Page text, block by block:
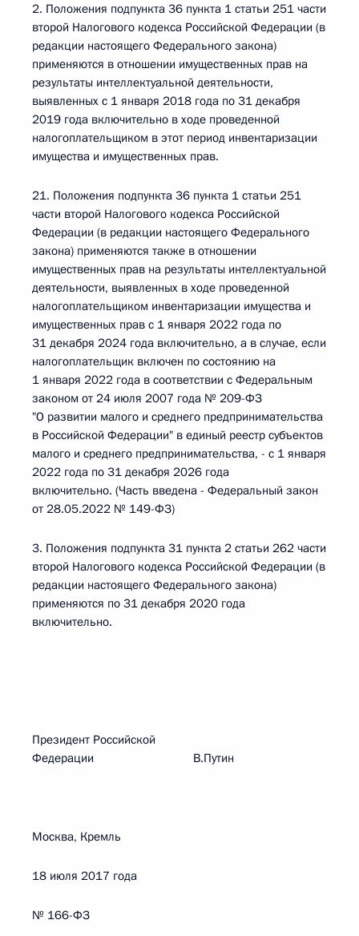
2. Положения подпункта 36 пункта 1 статьи 251 части
второй Налогового кодекса Российской Федерации (в
редакции настоящего Федерального закона)
применяются в отношении имущественных прав на
результаты интеллектуальной деятельности,
выявленных с 1 января 2018 года по 31 декабря
2019 года включительно в ходе проведенной
налогоплательщиком в этот период инвентаризации
имущества и имущественных прав.
21. Положения подпункта 36 пункта 1 статьи 251
части второй Налогового кодекса Российской
Федерации (в редакции настоящего Федерального
закона) применяются также в отношении
имущественных прав на результаты интеллектуальной
деятельности, выявленных в ходе проведенной
налогоплательщиком инвентаризации имущества и
имущественных прав с 1 января 2022 года по
31 декабря 2024 года включительно, а в случае, если
налогоплательщик включен по состоянию на
1 января 2022 года в соответствии с Федеральным
законом от 24 июля 2007 года № 209-ФЗ
"О развитии малого и среднего предпринимательства
в Российской Федерации" в единый реестр субъектов
малого и среднего предпринимательства, - с 1 января
2022 года по 31 декабря 2026 года
включительно. (Часть введена - Федеральный закон
от 28.05.2022 № 149-ФЗ)
3. Положения подпункта 31 пункта 2 статьи 262 части
второй Налогового кодекса Российской Федерации (в
редакции настоящего Федерального закона)
применяются по 31 декабря 2020 года
включительно.
Президент Российской
Федерации В.Путин
Москва, Кремль
18 июля 2017 года
№ 166-ФЗ